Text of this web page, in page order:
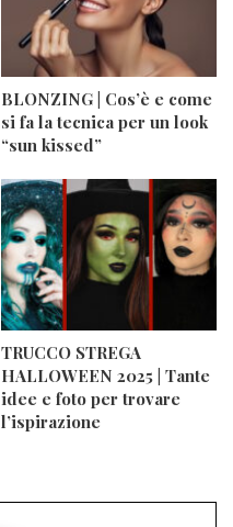
BLONZING | Cos’è e come
si fa la tecnica per un look
“sun kissed”
TRUCCO STREGA
HALLOWEEN 2025 | Tante
idee e foto per trovare
l’ispirazione